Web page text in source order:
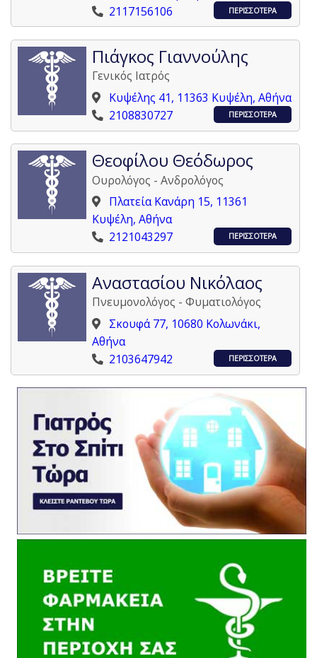
2117156106
ΠΕΡΙΣΣΟΤΕΡΑ
Πιάγκος Γιαννούλης
Γενικός Ιατρός
Κυψέλης 41, 11363 Κυψέλη, Αθήνα
2108830727
ΠΕΡΙΣΣΟΤΕΡΑ
Θεοφίλου Θεόδωρος
Ουρολόγος - Ανδρολόγος
Πλατεία Κανάρη 15, 11361
Κυψέλη, Αθήνα
2121043297
ΠΕΡΙΣΣΟΤΕΡΑ
Αναστασίου Νικόλαος
Πνευμονολόγος - Φυματιολόγος
Σκουφά 77, 10680 Κολωνάκι,
Αθήνα
2103647942
ΠΕΡΙΣΣΟΤΕΡΑ